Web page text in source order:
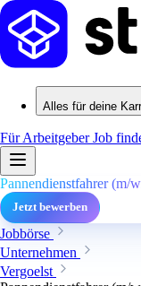
Alles für deine
Für ArbeitgeberJob
Pannendienstfahrer (m/
Jetzt bewerben
Jobbörse
Unternehmen
Vergoelst